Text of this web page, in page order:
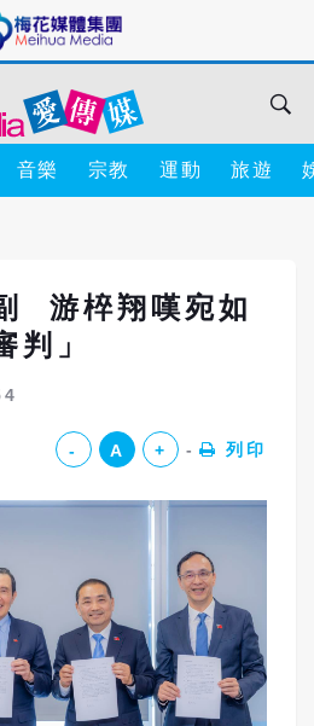
音樂 宗教 運動 旅遊
游椊翔嘆宛如
判」
- A + 列印